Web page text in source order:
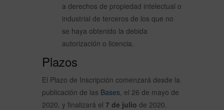
a derechos de propiedad intelectual o
industrial de terceros de los que no
se haya obtenido la debida
autorización o licencia.
Plazos
El Plazo de Inscripción comenzará desde la
publicación de las Bases , el 26 de mayo de
2020, y finalizará el 7 de julio de 2020.